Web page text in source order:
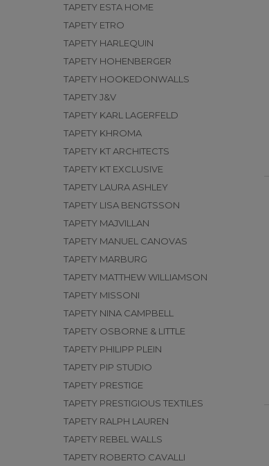
TAPETY ESTA HOME
TAPETY ETRO
TAPETY HARLEQUIN
TAPETY HOHENBERGER
TAPETY HOOKEDONWALLS
TAPETY J&V
TAPETY KARL LAGERFELD
TAPETY KHROMA
TAPETY KT ARCHITECTS
TAPETY KT EXCLUSIVE
TAPETY LAURA ASHLEY
TAPETY LISA BENGTSSON
TAPETY MAJVILLAN
TAPETY MANUEL CANOVAS
TAPETY MARBURG
TAPETY MATTHEW WILLIAMSON
TAPETY MISSONI
TAPETY NINA CAMPBELL
TAPETY OSBORNE & LITTLE
TAPETY PHILIPP PLEIN
TAPETY PIP STUDIO
TAPETY PRESTIGE
TAPETY PRESTIGIOUS TEXTILES
TAPETY RALPH LAUREN
TAPETY REBEL WALLS
TAPETY ROBERTO CAVALLI